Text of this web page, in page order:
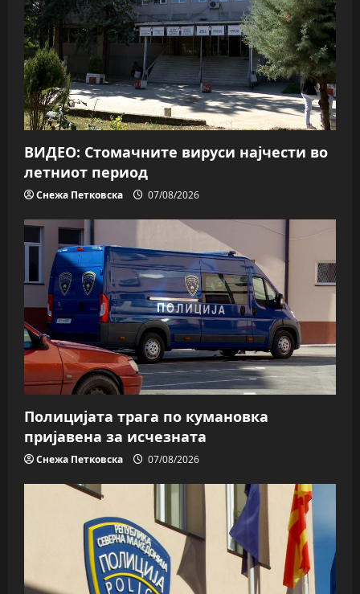
ВИДЕО: Стомачните вируси најчести во
летниот период
Снежа Петковска 07/08/2026
Полицијата трага пo кумановка
пријавена за исчезната
Снежа Петковска 07/08/2026